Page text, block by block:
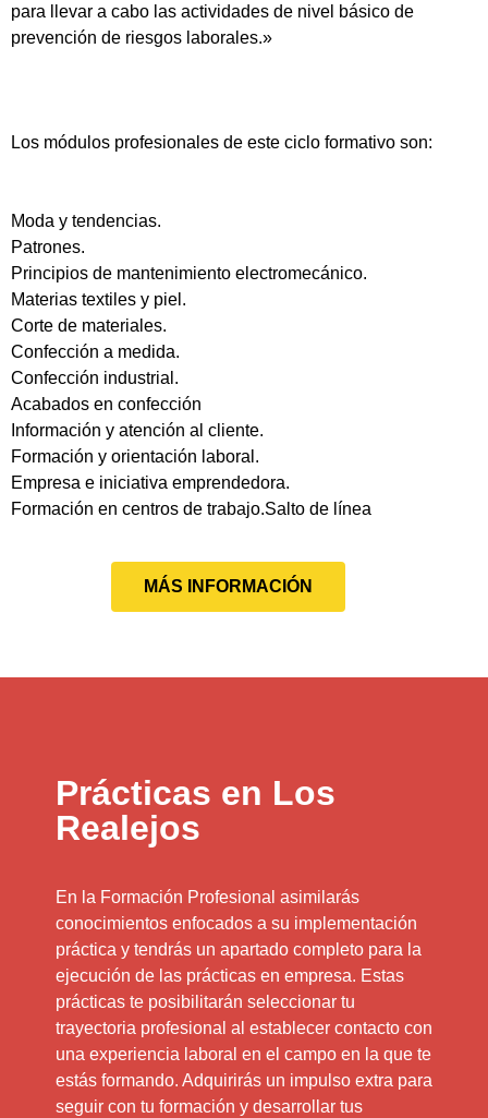
para llevar a cabo las actividades de nivel básico de
prevención de riesgos laborales.»
Los módulos profesionales de este ciclo formativo son:
Moda y tendencias.
Patrones.
Principios de mantenimiento electromecánico.
Materias textiles y piel.
Corte de materiales.
Confección a medida.
Confección industrial.
Acabados en confección
Información y atención al cliente.
Formación y orientación laboral.
Empresa e iniciativa emprendedora.
Formación en centros de trabajo.Salto de línea
MÁS INFORMACIÓN
Prácticas en Los
Realejos
En la Formación Profesional asimilarás
conocimientos enfocados a su implementación
práctica y tendrás un apartado completo para la
ejecución de las prácticas en empresa. Estas
prácticas te posibilitarán seleccionar tu
trayectoria profesional al establecer contacto con
una experiencia laboral en el campo en la que te
estás formando. Adquirirás un impulso extra para
seguir con tu formación y desarrollar tus